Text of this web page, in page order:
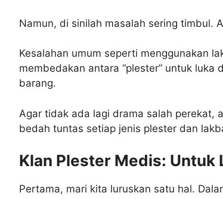
Namun, di sinilah masalah sering timbul.
Kesalahan umum seperti menggunakan
membedakan antara “plester” untuk
barang.
Agar tidak ada lagi drama salah perekat,
bedah tuntas setiap jenis plester dan
Klan Plester Medis: Untuk
Pertama, mari kita luruskan satu hal.